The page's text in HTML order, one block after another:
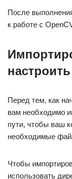
После
к работе с
Перед тем, как
вам необходимо
пути, чтобы ваш
необходимые
Чтобы
использовать